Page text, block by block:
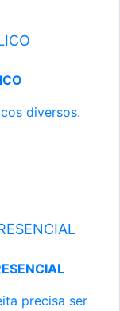
diversos.
precisa ser